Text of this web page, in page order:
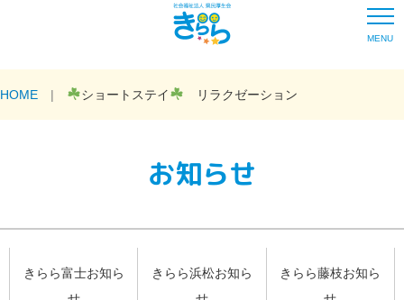
MENU
HOME ショートステイ リラクゼーション
お知らせ
きらら富士お知ら
きらら浜松お知ら
きらら藤枝お知ら